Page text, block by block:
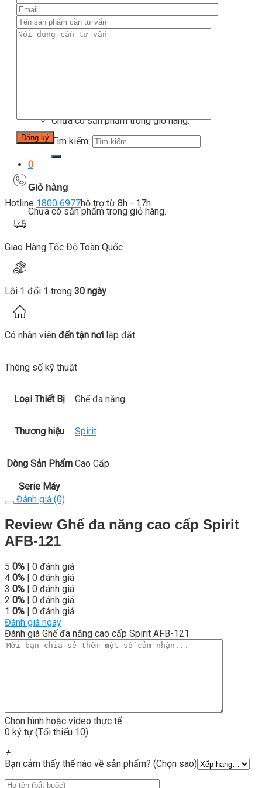
Tin tức
Hướng dẫn tập luyện
Chưa có sản phẩm trong giỏ hàng.
Tìm kiếm:
0
Giỏ hàng
Chưa có sản phẩm trong giỏ hàng.
Hotline 1800 6977hỗ trợ từ 8h - 17h
Giao Hàng Tốc Độ Toàn Quốc
Lỗi 1 đổi 1 trong 30 ngày
Có nhân viên đến tận nơi lắp đặt
Thông số kỹ thuật
Loại Thiết Bị Ghế đa năng
Thương hiệu Spirit
Dòng Sản Phẩm Cao Cấp
Serie Máy
Đánh giá (0)
Review Ghế đa năng cao cấp Spirit
AFB-121
5 0% | 0 đánh giá
4 0% | 0 đánh giá
3 0% | 0 đánh giá
2 0% | 0 đánh giá
1 0% | 0 đánh giá
Đánh giá ngay
Đánh giá Ghế đa năng cao cấp Spirit AFB-121
Chọn hình hoặc video thực tế
0 ký tự (Tối thiểu 10)
+
Bạn cảm thấy thế nào về sản phẩm? (Chọn sao)